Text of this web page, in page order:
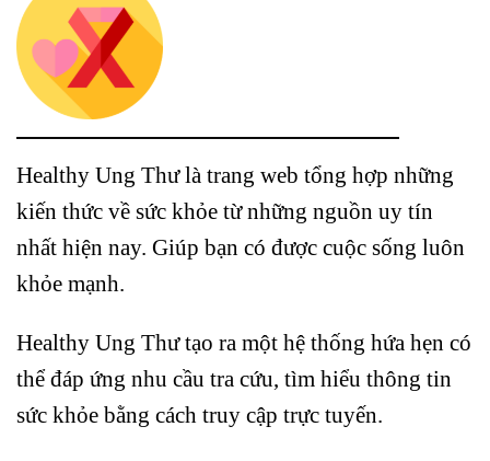
Healthy Ung Thư là trang web tổng hợp những
kiến thức về sức khỏe từ những nguồn uy tín
nhất hiện nay. Giúp bạn có được cuộc sống luôn
khỏe mạnh.
Healthy Ung Thư tạo ra một hệ thống hứa hẹn có
thể đáp ứng nhu cầu tra cứu, tìm hiểu thông tin
sức khỏe bằng cách truy cập trực tuyến.